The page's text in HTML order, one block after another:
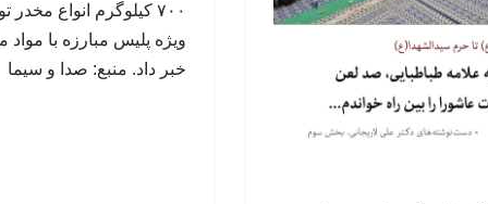
۷۰۰ کیلوگرم انواع
ویژه پلیس مبارزه با
خبر داد. منبع: صدا و سیما